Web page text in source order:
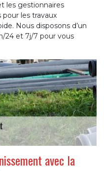
les gestionnaires
pour les travaux
Nous disposons d’un
24 et 7j/7 pour vous
avec la